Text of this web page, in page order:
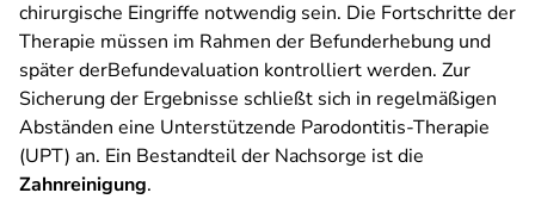
chirurgische Eingriffe notwendig sein. Die Fortschritte der
Therapie müssen im Rahmen der Befunderhebung und
später derBefundevaluation kontrolliert werden. Zur
Sicherung der Ergebnisse schließt sich in regelmäßigen
Abständen eine Unterstützende Parodontitis-Therapie
(UPT) an. Ein Bestandteil der Nachsorge ist die
Zahnreinigung.